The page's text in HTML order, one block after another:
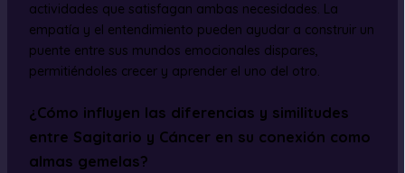
actividades que satisfagan ambas necesidades. La
empatía y el entendimiento pueden ayudar a construir un
puente entre sus mundos emocionales dispares,
permitiéndoles crecer y aprender el uno del otro.
¿Cómo influyen las diferencias y similitudes
entre Sagitario y Cáncer en su conexión como
almas gemelas?